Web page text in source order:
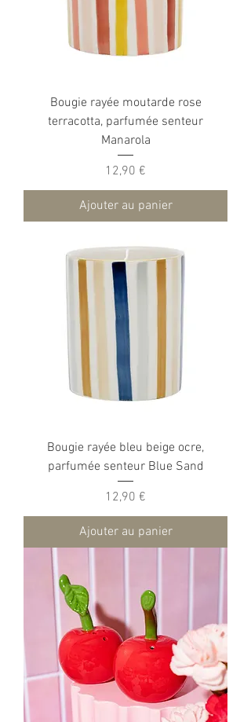
Bougie rayée moutarde rose
terracotta, parfumée senteur
Manarola
Prix
12,90 €
Ajouter au panier
Bougie rayée bleu beige ocre,
parfumée senteur Blue Sand
Prix
12,90 €
Ajouter au panier